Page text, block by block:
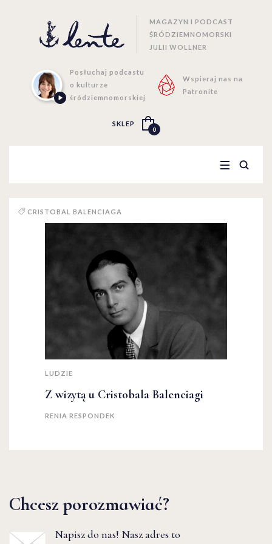
MAGAZYN I PODCAST
ŚRÓDZIEMNOMORSKI
JULII WOLLNER
Posłuchaj podcastu
o kulturze
śródziemnomorskiej
Wspieraj nas na
Patronite
SKLEP
0
CRISTOBAL BALENCIAGA
LUDZIE
Z wizytą u Cristobala Balenciagi
RENIA RESPONDEK
Chcesz porozmawiać?
Napisz do nas! Nasz adres to